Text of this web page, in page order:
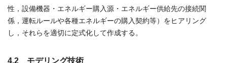
性，設備機器・エネルギー購入源・エネルギー供給先の接続関
係，運転ルールや各種エネルギーの購入契約等）をヒアリング
し，それらを適切に定式化して作成する。
4.2 モデリング技術